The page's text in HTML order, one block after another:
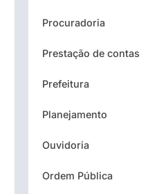
Procuradoria
Prestação de contas
Prefeitura
Planejamento
Ouvidoria
Ordem Pública